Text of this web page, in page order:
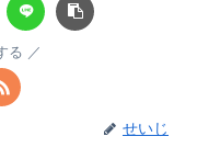
る
せいじ